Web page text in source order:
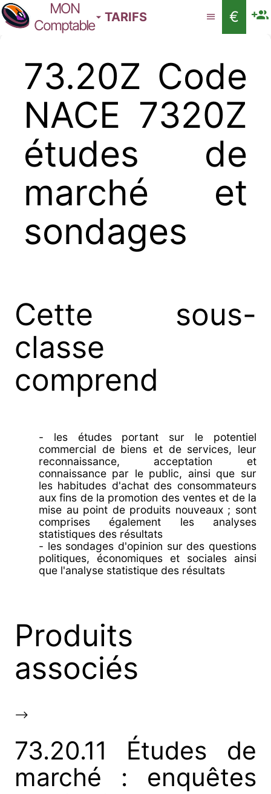
MON
Comptable
TARIFS €
73.20Z Code
NACE 7320Z
études de
marché et
sondages
Cette sous-
classe
comprend
- les études portant sur le potentiel
commercial de biens et de services, leur
reconnaissance, acceptation et
connaissance par le public, ainsi que sur
les habitudes d'achat des consommateurs
aux fins de la promotion des ventes et de la
mise au point de produits nouveaux ; sont
comprises également les analyses
statistiques des résultats
- les sondages d'opinion sur des questions
politiques, économiques et sociales ainsi
que l'analyse statistique des résultats
Produits
associés
-->
73.20.11 Études de
marché : enquêtes